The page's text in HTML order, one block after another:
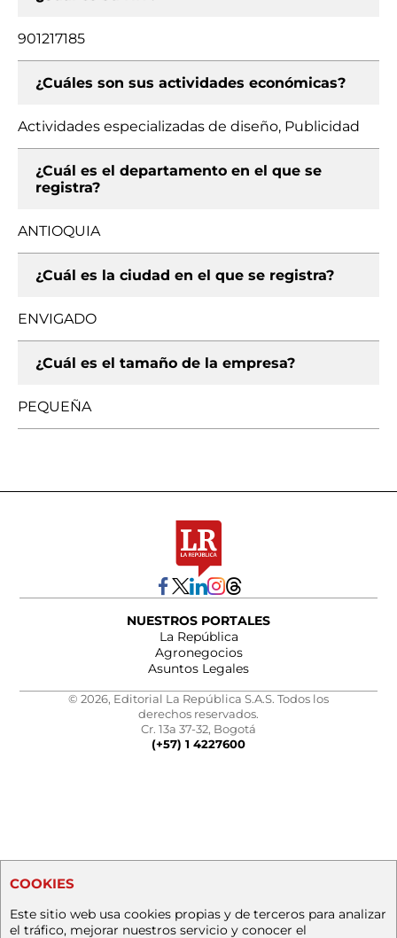
901217185
¿Cuáles son sus actividades económicas?
Actividades especializadas de diseño, Publicidad
¿Cuál es el departamento en el que se
registra?
ANTIOQUIA
¿Cuál es la ciudad en el que se registra?
ENVIGADO
¿Cuál es el tamaño de la empresa?
PEQUEÑA
NUESTROS PORTALES
La República
Agronegocios
Asuntos Legales
© 2026, Editorial La República S.A.S. Todos los
derechos reservados.
Cr. 13a 37-32, Bogotá
(+57) 1 4227600
COOKIES
Este sitio web usa cookies propias y de terceros para analizar
el tráfico, mejorar nuestros servicio y conocer el